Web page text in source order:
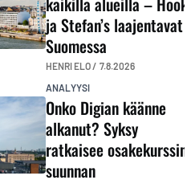
ja Stefan’s laajentavat
Suomessa
HENRI ELO / 7.8.2026
ANALYYSI
Onko Digian käänne
alkanut? Syksy
ratkaisee osakekurssin
suunnan